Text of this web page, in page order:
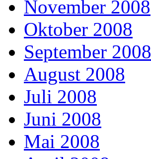
November 2008
Oktober 2008
September 2008
August 2008
Juli 2008
Juni 2008
Mai 2008